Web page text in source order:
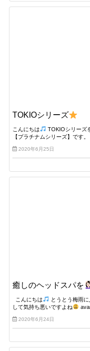
TOKIOシリーズ
こんにちは
TOKIOシリーズ
【プラチナムシリーズ】です
2020年6月25日
癒しのヘッドスパを
こんにちは
とうとう梅雨
して気持ち悪いですよね
2020年6月24日